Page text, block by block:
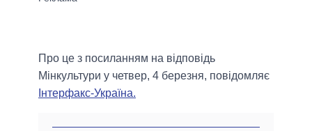
Про це з посиланням на відповідь
Мінкультури у четвер, 4 березня, повідомляє
Інтерфакс-Україна.